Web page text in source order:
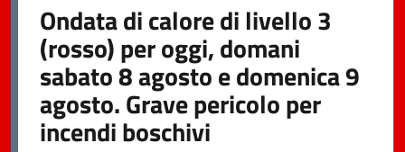
Ondata di calore di livello 3
(rosso) per oggi, domani
sabato 8 agosto e domenica 9
agosto. Grave pericolo per
incendi boschivi